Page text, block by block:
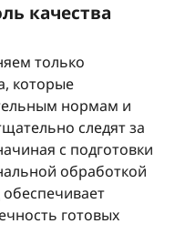
качества
только
которые
нормам и
следят за
с подготовки
обработкой
готовых